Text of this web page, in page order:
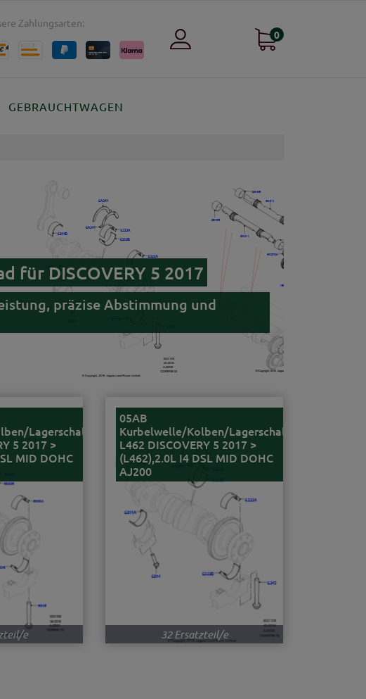
Zahlungsarten:
0
GEBRAUCHTWAGEN
für DISCOVERY 5 2017
präzise Abstimmung und
Lagerschalen
5 2017 >
MID DOHC
e
05AB
Kurbelwelle/Kolben/Lagerschalen
L462 DISCOVERY 5 2017 >
(L462),2.0L I4 DSL MID DOHC
AJ200
32 Ersatzteil/e